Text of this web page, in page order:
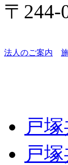
〒
法人のご案内
戸
戸